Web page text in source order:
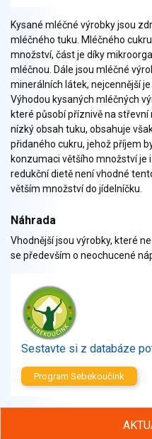
Zelenina
Brambory, luštěniny, houby
Sladkosti, slané výrobky
Zmrzliny
Ochucovadla, přísady, sladidla
Sušené směsi
Polotovary, hotové pokrmy
Proteinové výrobky,
Nápoje nealkoholické
Restaurace, jídelny, hotová
Fastfood
Studená kuchyně,
Kysané mléčné výrobky jsou
mléčného tuku. Mléčného
množství, část je díky
mléčnou. Dále jsou mléčné
minerálních látek, nejcennější
Výhodou kysaných mléčných
které působí příznivě na
nízký obsah tuku, obsahuje
přidaného cukru, jehož příjem
konzumaci většího množství je
redukční dietě není vhodné
větším množství do jídelníčku.
Náhrada
Vhodnější jsou výrobky, které
se především o neochucené
Sestavte si z databáze
Program Sebekoučink